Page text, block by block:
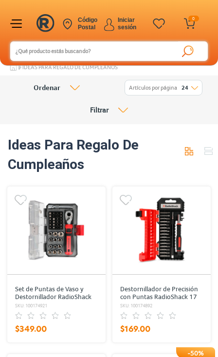
0
Iniciar
sesión
Código
Postal
IDEAS PARA REGALO DE CUMPLEAÑOS
Ideas Para Regalo De
Cumpleaños
Ordenar Artículos por página 24
Filtrar
Set de Puntas de Vaso y
Destornillador RadioShack
38 piezas
SKU: 100174921
$349.00
Destornillador de Precisión
con Puntas RadioShack 17
piezas
SKU: 100174892
$169.00
-50%